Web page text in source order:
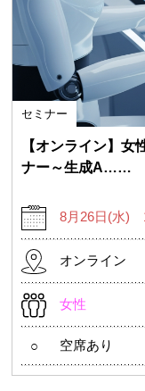
セミナー
【オンライン】女
ナー～生成A……
8月26日(水)
オンライン
女性
○ 空席あり